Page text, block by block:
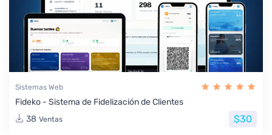
Sistemas Web
Fideko - Sistema de Fidelización de Clientes
38 Ventas $30